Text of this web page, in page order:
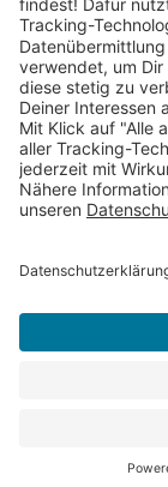
Folge uns auf
*
Deutschlands
** Lieferzeit
Thienemann-